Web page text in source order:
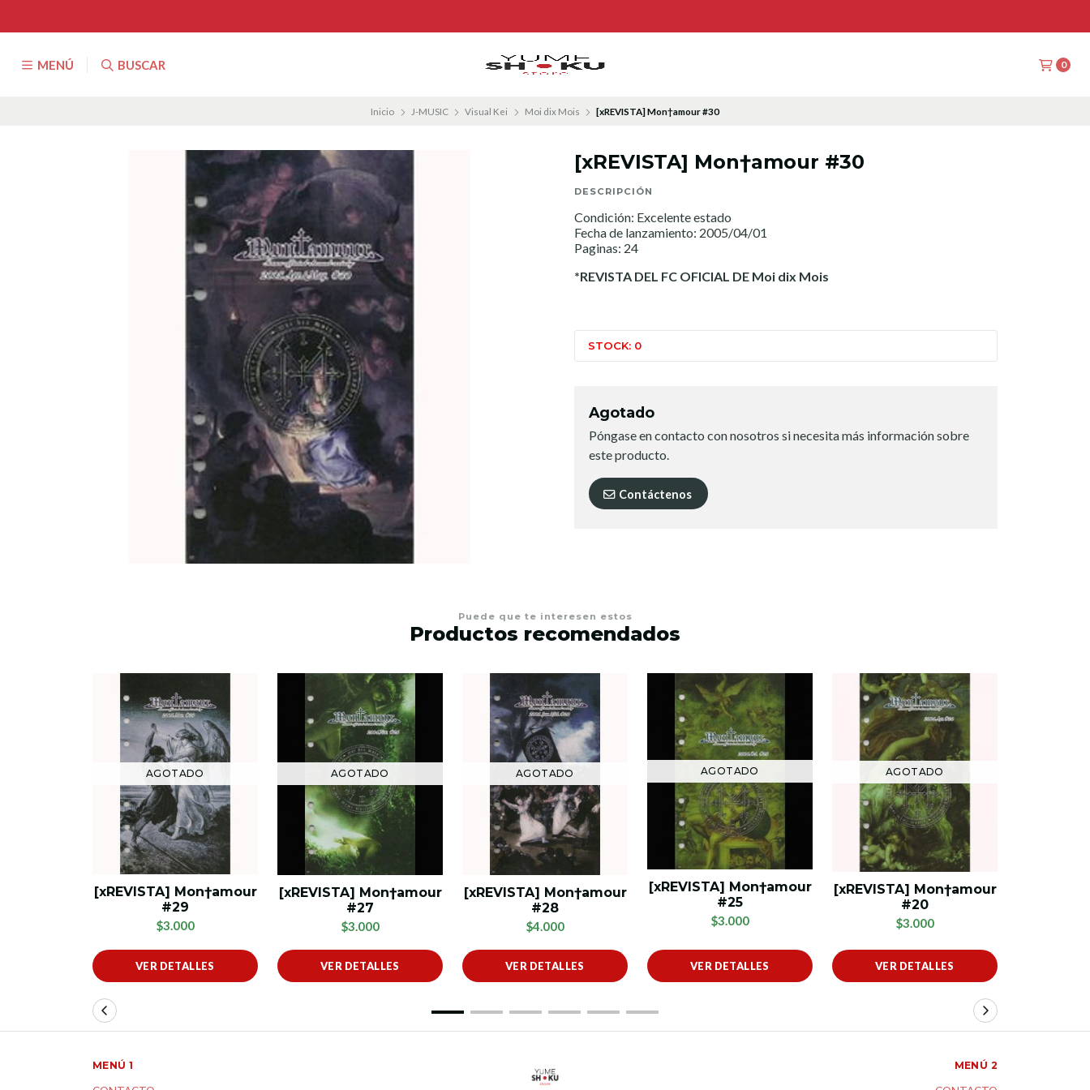
MENÚ BUSCAR 0
Inicio J-MUSIC Visual Kei Moi dix Mois [xREVISTA] Mon†amour #30
[xREVISTA] Mon†amour #30
DESCRIPCIÓN
Condición: Excelente estado
Fecha de lanzamiento: 2005/04/01
Paginas: 24
*REVISTA DEL FC OFICIAL DE Moi dix Mois
STOCK: 0
Agotado
Póngase en contacto con nosotros si necesita más información sobre
este producto.
Contáctenos
Puede que te interesen estos
Productos recomendados
AGOTADO
[xREVISTA] Mon†amour
#29
$3.000
VER DETALLES
AGOTADO
[xREVISTA] Mon†amour
#27
$3.000
VER DETALLES
AGOTADO
[xREVISTA] Mon†amour
#28
$4.000
VER DETALLES
AGOTADO
[xREVISTA] Mon†amour
#25
$3.000
VER DETALLES
AGOTADO
[xREVISTA] Mon†amour
#20
$3.000
VER DETALLES
MENÚ 1 MENÚ 2